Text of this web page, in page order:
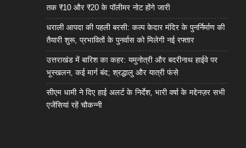
तक ₹10 और ₹20 के पॉलीमर नोट होंगे जारी
धराली आपदा की पहली बरसी: कल्प केदार मंदिर के पुनर्निर्माण की
तैयारी शुरू, प्रभावितों के पुनर्वास को मिलेगी नई रफ्तार
उत्तराखंड में बारिश का कहर: यमुनोत्री और बदरीनाथ हाईवे पर
भूस्खलन, कई मार्ग बंद; श्रद्धालु और यात्री फंसे
सीएम धामी ने दिए हाई अलर्ट के निर्देश, भारी वर्षा के मद्देनज़र सभी
एजेंसियां रहें चौकन्नी